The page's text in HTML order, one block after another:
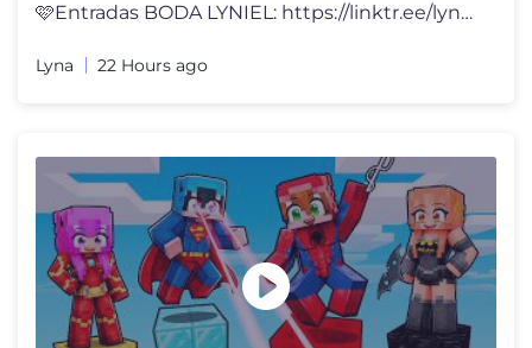
🩷Entradas BODA LYNIEL: https://linktr.ee/lynavallejos SOBREVIVIMOS
Lyna 22 Hours ago